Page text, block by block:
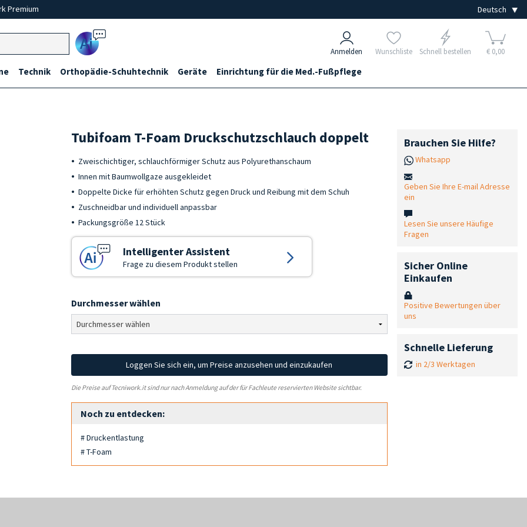
Premium
Ai Anmelden Wunschliste Schnell bestellen € 0,00
Technik Orthopädie-Schuhtechnik Geräte Einrichtung für die Med.-Fußpflege
Tubifoam T-Foam Druckschutzschlauch doppelt
Zweischichtiger, schlauchförmiger Schutz aus Polyurethanschaum
Innen mit Baumwollgaze ausgekleidet
Doppelte Dicke für erhöhten Schutz gegen Druck und Reibung mit dem Schuh
Zuschneidbar und individuell anpassbar
Packungsgröße 12 Stück
Intelligenter Assistent
Frage zu diesem Produkt stellen
Durchmesser wählen
Loggen Sie sich ein, um Preise anzusehen und einzukaufen
Die Preise auf Tecniwork.it sind nur nach Anmeldung auf der für Fachleute reservierten Website sichtbar.
Noch zu entdecken:
# Druckentlastung
# T-Foam
Brauchen Sie Hilfe?
Whatsapp
Geben Sie Ihre E-mail Adresse
ein
Lesen Sie unsere Häufige
Fragen
Sicher Online
Einkaufen
Positive Bewertungen über
uns
Schnelle Lieferung
in 2/3 Werktagen